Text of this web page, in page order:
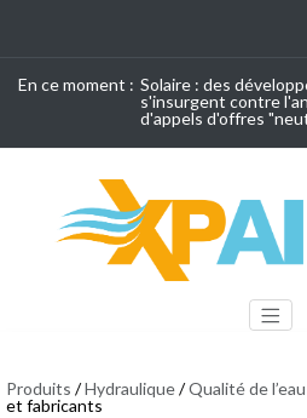
En ce moment : Solaire : des
s'insurgent contre
d'appels d'offres
Produits /Hydraulique/Qualité de l’eau
et fabricants